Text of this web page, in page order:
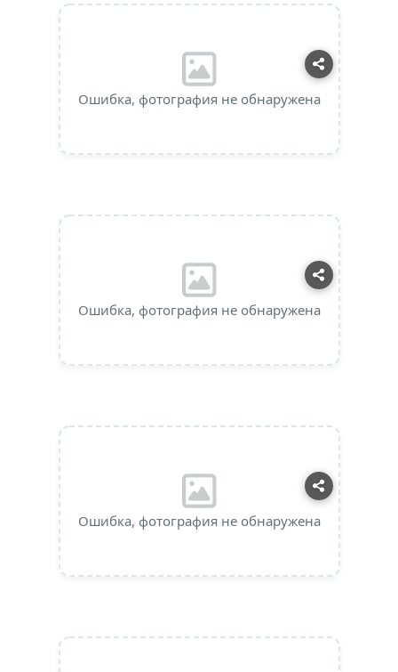
Ошибка, фотография не обнаружена
Ошибка, фотография не обнаружена
Ошибка, фотография не обнаружена